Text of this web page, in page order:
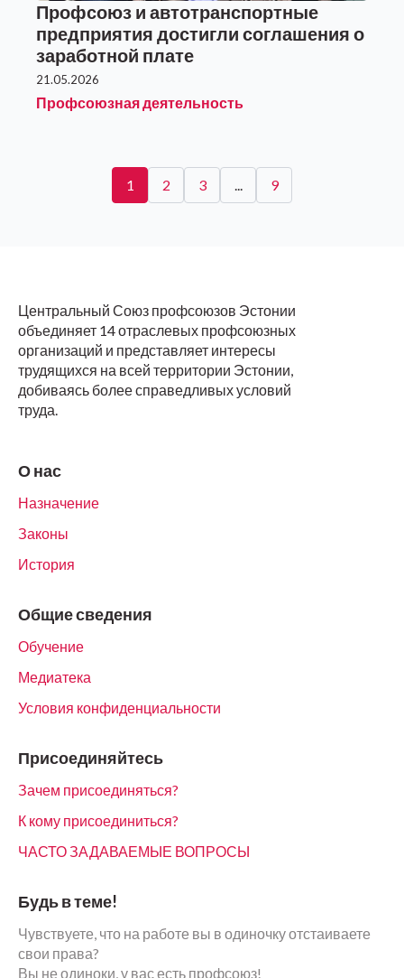
Профсоюз и автотранспортные
предприятия достигли соглашения о
заработной плате
21.05.2026
Профсоюзная деятельность
1 2 3 ... 9
Центральный Союз профсоюзов Эстонии
объединяет 14 отраслевых профсоюзных
организаций и представляет интересы
трудящихся на всей территории Эстонии,
добиваясь более справедливых условий
труда.
О нас
Назначение
Законы
История
Общие сведения
Обучение
Медиатека
Условия конфиденциальности
Присоединяйтесь
Зачем присоединяться?
К кому присоединиться?
ЧАСТО ЗАДАВАЕМЫЕ ВОПРОСЫ
Будь в теме!
Чувствуете, что на работе вы в одиночку отстаиваете
свои права?
Вы не одиноки, у вас есть профсоюз!